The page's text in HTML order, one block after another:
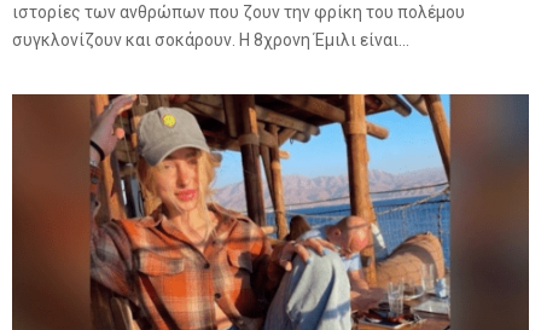
ιστορίες των ανθρώπων που ζουν την φρίκη του πολέμου
συγκλονίζουν και σοκάρουν. Η 8χρονη Έμιλι είναι...